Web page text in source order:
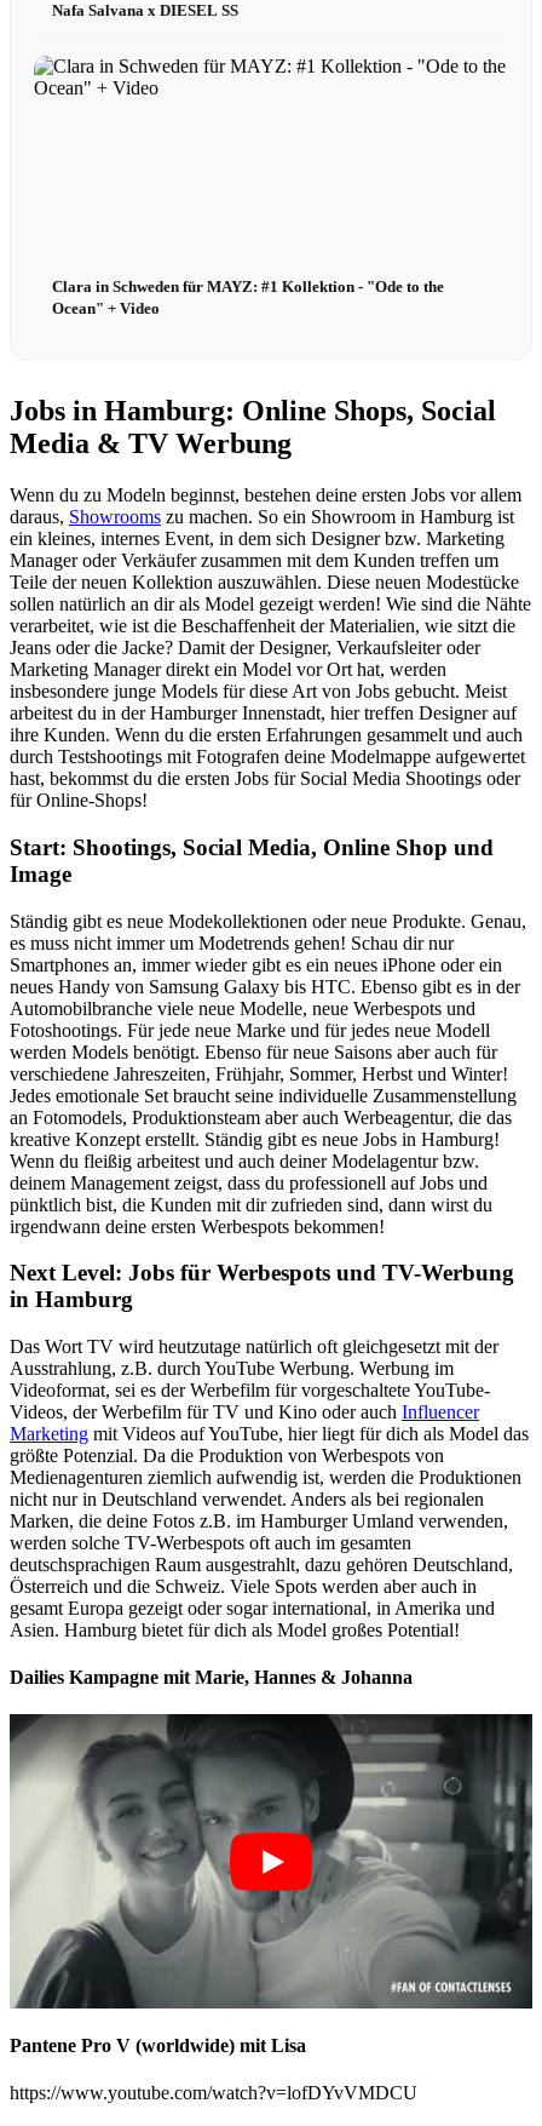
Nafa Salvana x DIESEL SS
Clara in Schweden für MAYZ: #1 Kollektion - "Ode to the
Ocean" + Video
Jobs in Hamburg: Online Shops, Social
Media & TV Werbung
Wenn du zu Modeln beginnst, bestehen deine ersten Jobs vor allem
daraus, Showrooms zu machen. So ein Showroom in Hamburg ist
ein kleines, internes Event, in dem sich Designer bzw. Marketing
Manager oder Verkäufer zusammen mit dem Kunden treffen um
Teile der neuen Kollektion auszuwählen. Diese neuen Modestücke
sollen natürlich an dir als Model gezeigt werden! Wie sind die Nähte
verarbeitet, wie ist die Beschaffenheit der Materialien, wie sitzt die
Jeans oder die Jacke? Damit der Designer, Verkaufsleiter oder
Marketing Manager direkt ein Model vor Ort hat, werden
insbesondere junge Models für diese Art von Jobs gebucht. Meist
arbeitest du in der Hamburger Innenstadt, hier treffen Designer auf
ihre Kunden. Wenn du die ersten Erfahrungen gesammelt und auch
durch Testshootings mit Fotografen deine Modelmappe aufgewertet
hast, bekommst du die ersten Jobs für Social Media Shootings oder
für Online-Shops!
Start: Shootings, Social Media, Online Shop und
Image
Ständig gibt es neue Modekollektionen oder neue Produkte. Genau,
es muss nicht immer um Modetrends gehen! Schau dir nur
Smartphones an, immer wieder gibt es ein neues iPhone oder ein
neues Handy von Samsung Galaxy bis HTC. Ebenso gibt es in der
Automobilbranche viele neue Modelle, neue Werbespots und
Fotoshootings. Für jede neue Marke und für jedes neue Modell
werden Models benötigt. Ebenso für neue Saisons aber auch für
verschiedene Jahreszeiten, Frühjahr, Sommer, Herbst und Winter!
Jedes emotionale Set braucht seine individuelle Zusammenstellung
an Fotomodels, Produktionsteam aber auch Werbeagentur, die das
kreative Konzept erstellt. Ständig gibt es neue Jobs in Hamburg!
Wenn du fleißig arbeitest und auch deiner Modelagentur bzw.
deinem Management zeigst, dass du professionell auf Jobs und
pünktlich bist, die Kunden mit dir zufrieden sind, dann wirst du
irgendwann deine ersten Werbespots bekommen!
Next Level: Jobs für Werbespots und TV-Werbung
in Hamburg
Das Wort TV wird heutzutage natürlich oft gleichgesetzt mit der
Ausstrahlung, z.B. durch YouTube Werbung. Werbung im
Videoformat, sei es der Werbefilm für vorgeschaltete YouTube-
Videos, der Werbefilm für TV und Kino oder auch Influencer
Marketing mit Videos auf YouTube, hier liegt für dich als Model das
größte Potenzial. Da die Produktion von Werbespots von
Medienagenturen ziemlich aufwendig ist, werden die Produktionen
nicht nur in Deutschland verwendet. Anders als bei regionalen
Marken, die deine Fotos z.B. im Hamburger Umland verwenden,
werden solche TV-Werbespots oft auch im gesamten
deutschsprachigen Raum ausgestrahlt, dazu gehören Deutschland,
Österreich und die Schweiz. Viele Spots werden aber auch in
gesamt Europa gezeigt oder sogar international, in Amerika und
Asien. Hamburg bietet für dich als Model großes Potential!
Dailies Kampagne mit Marie, Hannes & Johanna
Pantene Pro V (worldwide) mit Lisa
https://www.youtube.com/watch?v=lofDYvVMDCU